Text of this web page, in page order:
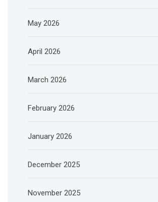
May 2026
April 2026
March 2026
February 2026
January 2026
December 2025
November 2025